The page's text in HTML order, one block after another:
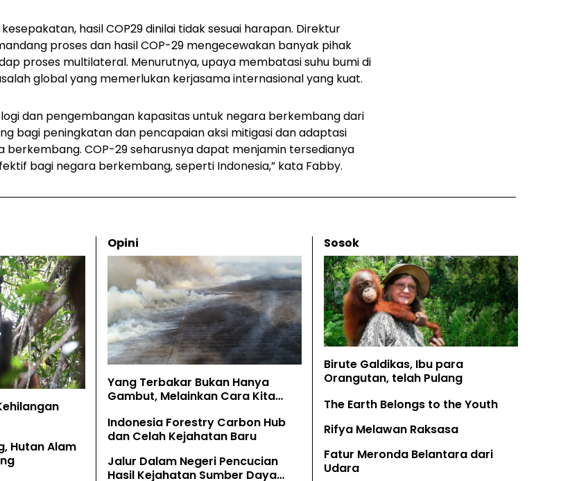
hasil COP29 dinilai tidak sesuai harapan. Direktur
proses dan hasil COP-29 mengecewakan banyak pihak
proses multilateral. Menurutnya, upaya membatasi suhu bumi di
global yang memerlukan kerjasama internasional yang kuat.
dan pengembangan kapasitas untuk negara berkembang dari
bagi peningkatan dan pencapaian aksi mitigasi dan adaptasi
berkembang. COP-29 seharusnya dapat menjamin tersedianya
bagi negara berkembang, seperti Indonesia,” kata Fabby.
Hutan Alam
Opini
Yang Terbakar Bukan Hanya
Gambut, Melainkan Cara Kita
Indonesia Forestry Carbon Hub
dan Celah Kejahatan Baru
Jalur Dalam Negeri Pencucian
Hasil Kejahatan Sumber Daya
Sosok
Birute Galdikas, Ibu para
Orangutan, telah Pulang
The Earth Belongs to the Youth
Rifya Melawan Raksasa
Fatur Meronda Belantara dari
Udara